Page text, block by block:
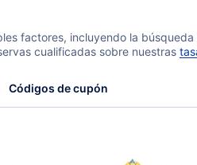
factores, incluyendo la
cualificadas sobre nuestras
Códigos de cupón